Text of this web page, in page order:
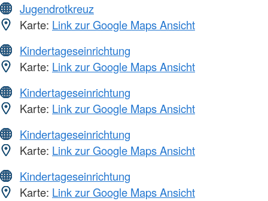
Jugendrotkreuz
Karte: Link zur Google Maps Ansicht
Kindertageseinrichtung
Karte: Link zur Google Maps Ansicht
Kindertageseinrichtung
Karte: Link zur Google Maps Ansicht
Kindertageseinrichtung
Karte: Link zur Google Maps Ansicht
Kindertageseinrichtung
Karte: Link zur Google Maps Ansicht